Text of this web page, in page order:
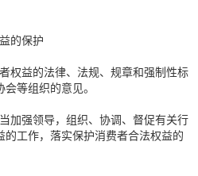
的保护
权益的法律、法规、规章和强制性标
等组织的意见。
加强领导，组织、协调、督促有关行
工作，落实保护消费者合法权益的